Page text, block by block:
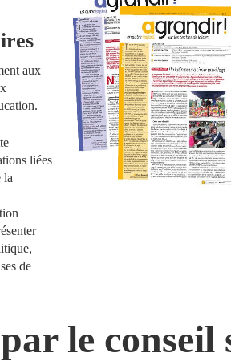
aux
liées
la
de
le conseil